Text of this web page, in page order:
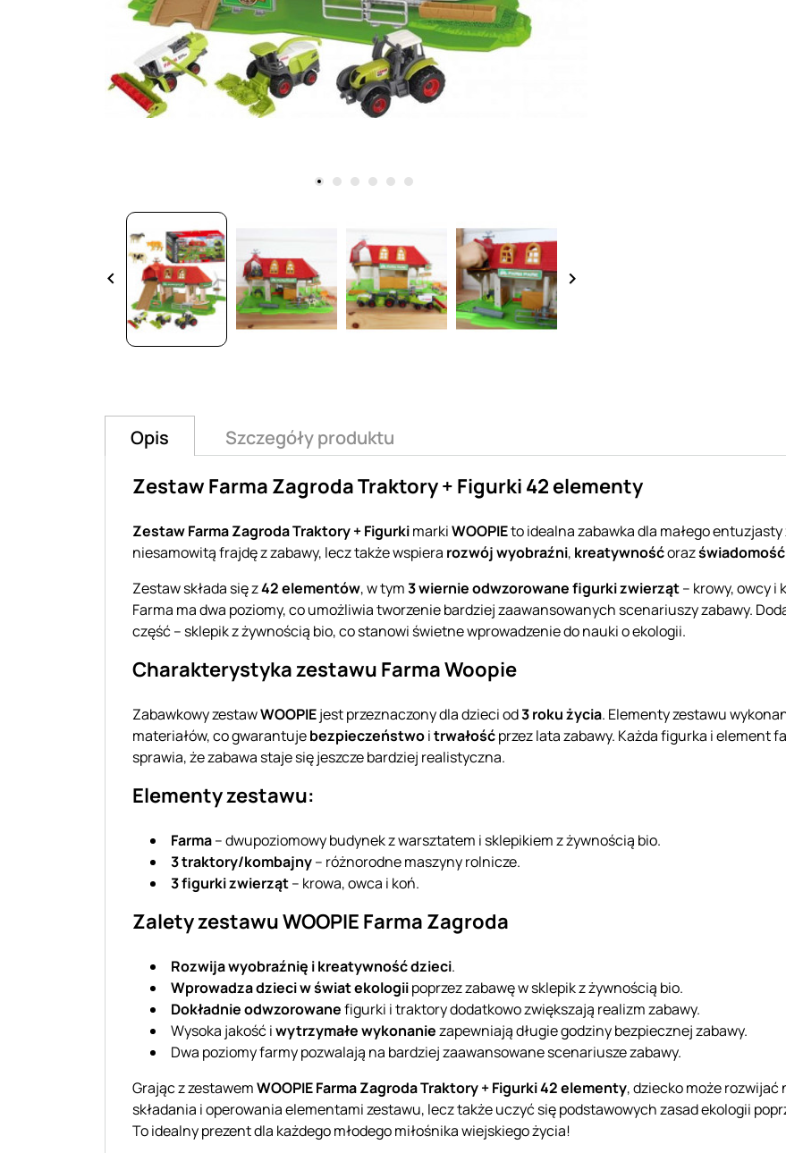
keyboard_arrow_left keyboard_arrow_right
Opis Szczegóły produktu
Zestaw Farma Zagroda Traktory + Figurki 42 elementy
Zestaw Farma Zagroda Traktory + FigurkimarkiWOOPIEto idealna zabawka dla małego
niesamowitą frajdę z zabawy, lecz także wspiera rozwój wyobraźni, kreatywnośćoraz
Zestaw składa się z42 elementów, w tym3 wiernie odwzorowane figurki zwierząt– krowy, owcy i
Farma ma dwa poziomy, co umożliwia tworzenie bardziej zaawansowanych scenariuszy zabawy.
część – sklepik z żywnością bio, co stanowi świetne wprowadzenie do nauki o ekologii.
Charakterystyka zestawu Farma Woopie
Zabawkowy zestawWOOPIEjest przeznaczony dla dzieci od3 roku życia. Elementy zestawu
materiałów, co gwarantujebezpieczeństwoitrwałośćprzez lata zabawy. Każda figurka i element
sprawia, że zabawa staje się jeszcze bardziej realistyczna.
Elementy zestawu:
Farma– dwupoziomowy budynek z warsztatem i sklepikiem z żywnością bio.
3 traktory/kombajny– różnorodne maszyny rolnicze.
3 figurki zwierząt– krowa, owca i koń.
Zalety zestawu WOOPIE Farma Zagroda
Rozwija wyobraźnię i kreatywność dzieci.
Wprowadza dzieci w świat ekologiipoprzez zabawę w sklepik z żywnością bio.
Dokładnie odwzorowanefigurki i traktory dodatkowo zwiększają realizm zabawy.
Wysoka jakość iwytrzymałe wykonaniezapewniają długie godziny bezpiecznej zabawy.
Dwa poziomy farmy pozwalają na bardziej zaawansowane scenariusze zabawy.
Grając z zestawemWOOPIE Farma Zagroda Traktory + Figurki 42 elementy, dziecko może
składania i operowania elementami zestawu, lecz także uczyć się podstawowych zasad ekologii
To idealny prezent dla każdego młodego miłośnika wiejskiego życia!